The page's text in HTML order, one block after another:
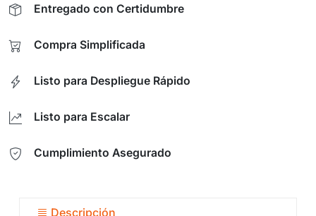
Entregado con Certidumbre
Compra Simplificada
Listo para Despliegue Rápido
Listo para Escalar
Cumplimiento Asegurado
Descripción